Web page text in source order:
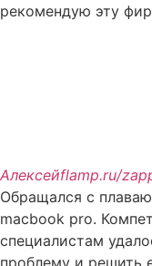
рекомендую эту
Алексейflamp.ru/
Обращался с
macbook pro.
специалистам